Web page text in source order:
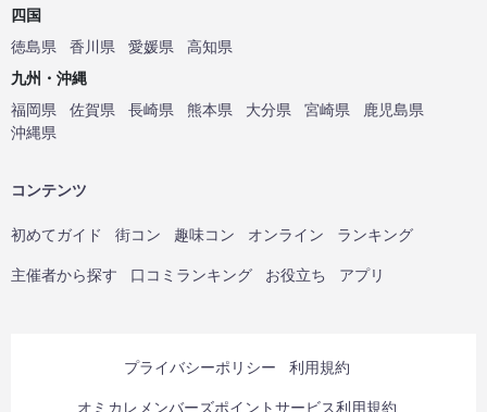
四国
徳島県
香川県 愛媛県
高知県
九州・沖縄
福岡県
佐賀県 長崎県 熊本県 大分県 宮崎県
鹿児島県
沖縄県
コンテンツ
初めてガイド 街コン 趣味コン オンライン ランキング
主催者から探す 口コミランキング お役立ち アプリ
プライバシーポリシー 利用規約
オミカレメンバーズポイントサービス利用規約